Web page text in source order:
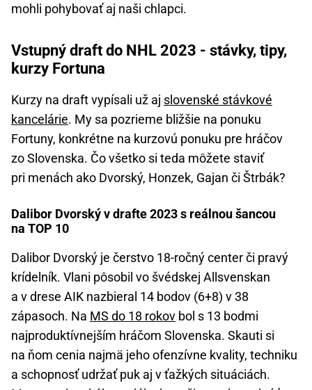
mohli pohybovať aj naši chlapci.
Vstupný draft do NHL 2023 - stávky, tipy,
kurzy Fortuna
Kurzy na draft vypísali už aj slovenské stávkové
kancelárie. My sa pozrieme bližšie na ponuku
Fortuny, konkrétne na kurzovú ponuku pre hráčov
zo Slovenska. Čo všetko si teda môžete staviť
pri menách ako Dvorský, Honzek, Gajan či Štrbák?
Dalibor Dvorský v drafte 2023 s reálnou šancou
na TOP 10
Dalibor Dvorský je čerstvo 18-ročný center či pravý
krídelník. Vlani pôsobil vo švédskej Allsvenskan
a v drese AIK nazbieral 14 bodov (6+8) v 38
zápasoch. Na MS do 18 rokov bol s 13 bodmi
najproduktívnejším hráčom Slovenska. Skauti si
na ňom cenia najmä jeho ofenzívne kvality, techniku
a schopnosť udržať puk aj v ťažkých situáciách.